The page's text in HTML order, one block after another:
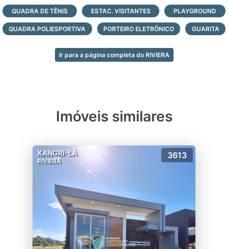
- Piscinas externas, adulto e infantil;
- 4 quadras de tênis, sendo 2 em ginásio
fechado;
churrasqueira, vestiários e pergolados;
- 1 quadra de paddle;
- Arquitetura mediterrânea;
- Salão gourmet com churrasqueira;
- Varanda com deck pergolado;
- Solarium;
- Piso superior com sala de jogos e terraço;
- Quiosque;
- Playground diferenciado;
QUADRA DE TÊNIS ESTAC. VISITANTES PLAYGROUND
QUADRA POLIESPORTIVA PORTEIRO ELETRÔNICO GUARITA
Ir para a página completa do RIVIERA
Imóveis similares
XANGRI-LÁ
RIVIERA
3613